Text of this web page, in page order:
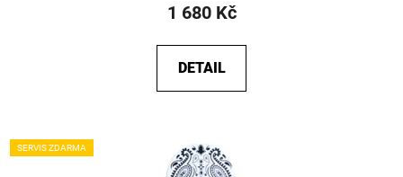
1 680 Kč
DETAIL
SERVIS ZDARMA